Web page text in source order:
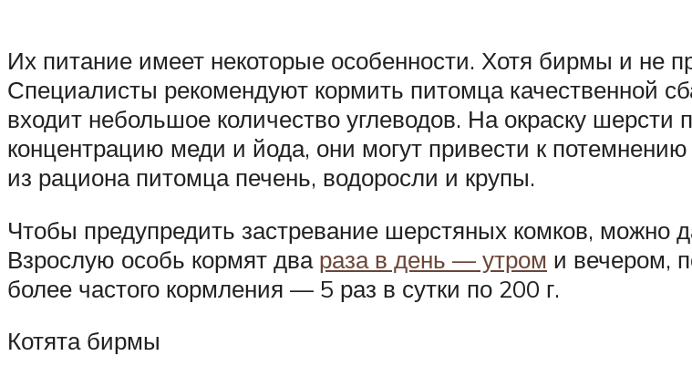
Их питание имеет некоторые особенности. Хотя бирмы и не
Специалисты рекомендуют кормить питомца качественной
входит небольшое количество углеводов. На окраску
концентрацию меди и йода, они могут привести к
из рациона питомца печень, водоросли и крупы.
Чтобы предупредить застревание шерстяных комков, можно
Взрослую особь кормят два раза в день — утром и вечером,
более частого кормления — 5 раз в сутки по 200 г.
Котята бирмы